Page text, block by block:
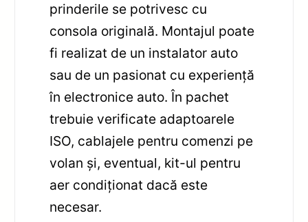
prinderile se potrivesc cu
consola originală. Montajul poate
fi realizat de un instalator auto
sau de un pasionat cu experiență
în electronice auto. În pachet
trebuie verificate adaptoarele
ISO, cablajele pentru comenzi pe
volan și, eventual, kit-ul pentru
aer condiționat dacă este
necesar.